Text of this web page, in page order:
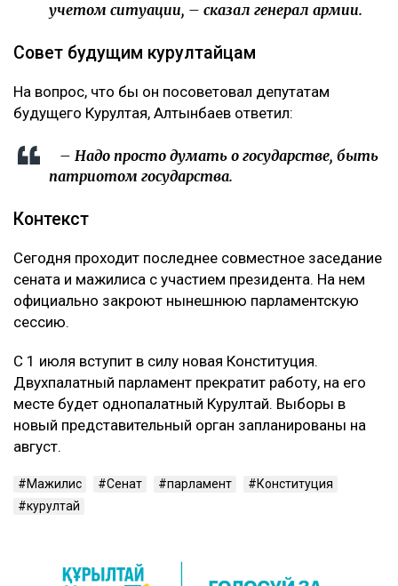
учетом ситуации, – сказал генерал армии.
Совет будущим курултайцам
На вопрос, что бы он посоветовал депутатам
будущего Курултая, Алтынбаев ответил:
– Надо просто думать о государстве, быть
патриотом государства.
Контекст
Сегодня проходит последнее совместное заседание
сената и мажилиса с участием президента. На нем
официально закроют нынешнюю парламентскую
сессию.
С 1 июля вступит в силу новая Конституция.
Двухпалатный парламент прекратит работу, на его
месте будет однопалатный Курултай. Выборы в
новый представительный орган запланированы на
август.
Мажилис Сенат парламент
Конституция
курултай